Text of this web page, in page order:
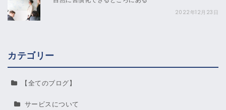
2022年12月23日
カテゴリー
【全てのブログ】
サービスについて